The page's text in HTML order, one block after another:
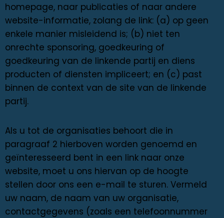
homepage, naar publicaties of naar andere
website-informatie, zolang de link: (a) op geen
enkele manier misleidend is; (b) niet ten
onrechte sponsoring, goedkeuring of
goedkeuring van de linkende partij en diens
producten of diensten impliceert; en (c) past
binnen de context van de site van de linkende
partij.
Als u tot de organisaties behoort die in
paragraaf 2 hierboven worden genoemd en
geïnteresseerd bent in een link naar onze
website, moet u ons hiervan op de hoogte
stellen door ons een e-mail te sturen. Vermeld
uw naam, de naam van uw organisatie,
contactgegevens (zoals een telefoonnummer